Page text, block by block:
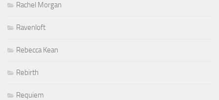
Rachel Morgan
Ravenloft
Rebecca Kean
Rebirth
Requiem